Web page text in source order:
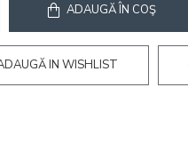
ADAUGĂ ÎN COŞ
IN WISHLIST